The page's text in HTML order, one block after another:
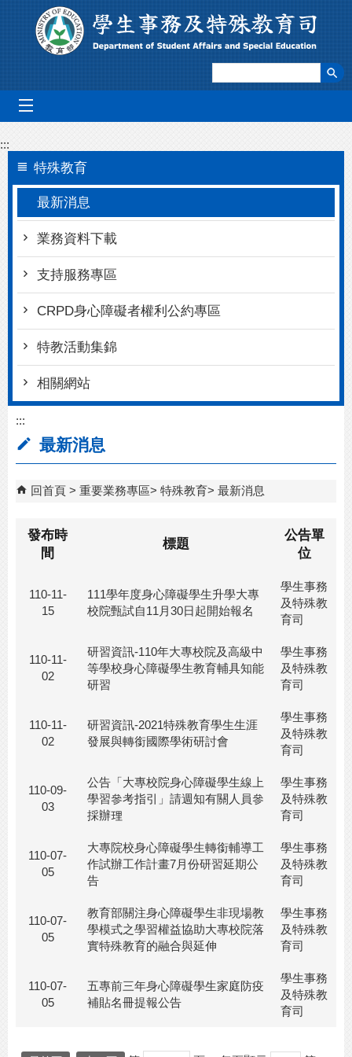
跳到主要內容區塊
:::
特殊教育
最新消息
業務資料下載
支持服務專區
CRPD身心障礙者權利公約專區
特教活動集錦
相關網站
:::
最新消息
回首頁 重要業務專區 特殊教育 最新消息
發布時
間
標題
公告單
位
110-11-
15
111學年度身心障礙學生升學大專
校院甄試自11月30日起開始報名
學生事務
及特殊教
育司
110-11-
02
研習資訊-110年大專校院及高級中
等學校身心障礙學生教育輔具知能
研習
學生事務
及特殊教
育司
110-11-
02
研習資訊-2021特殊教育學生生涯
發展與轉銜國際學術研討會
學生事務
及特殊教
育司
110-09-
03
公告「大專校院身心障礙學生線上
學習參考指引」請週知有關人員參
採辦理
學生事務
及特殊教
育司
110-07-
05
大專院校身心障礙學生轉銜輔導工
作試辦工作計畫7月份研習延期公
告
學生事務
及特殊教
育司
110-07-
05
教育部關注身心障礙學生非現場教
學模式之學習權益協助大專校院落
實特殊教育的融合與延伸
學生事務
及特殊教
育司
110-07-
05
五專前三年身心障礙學生家庭防疫
補貼名冊提報公告
學生事務
及特殊教
育司